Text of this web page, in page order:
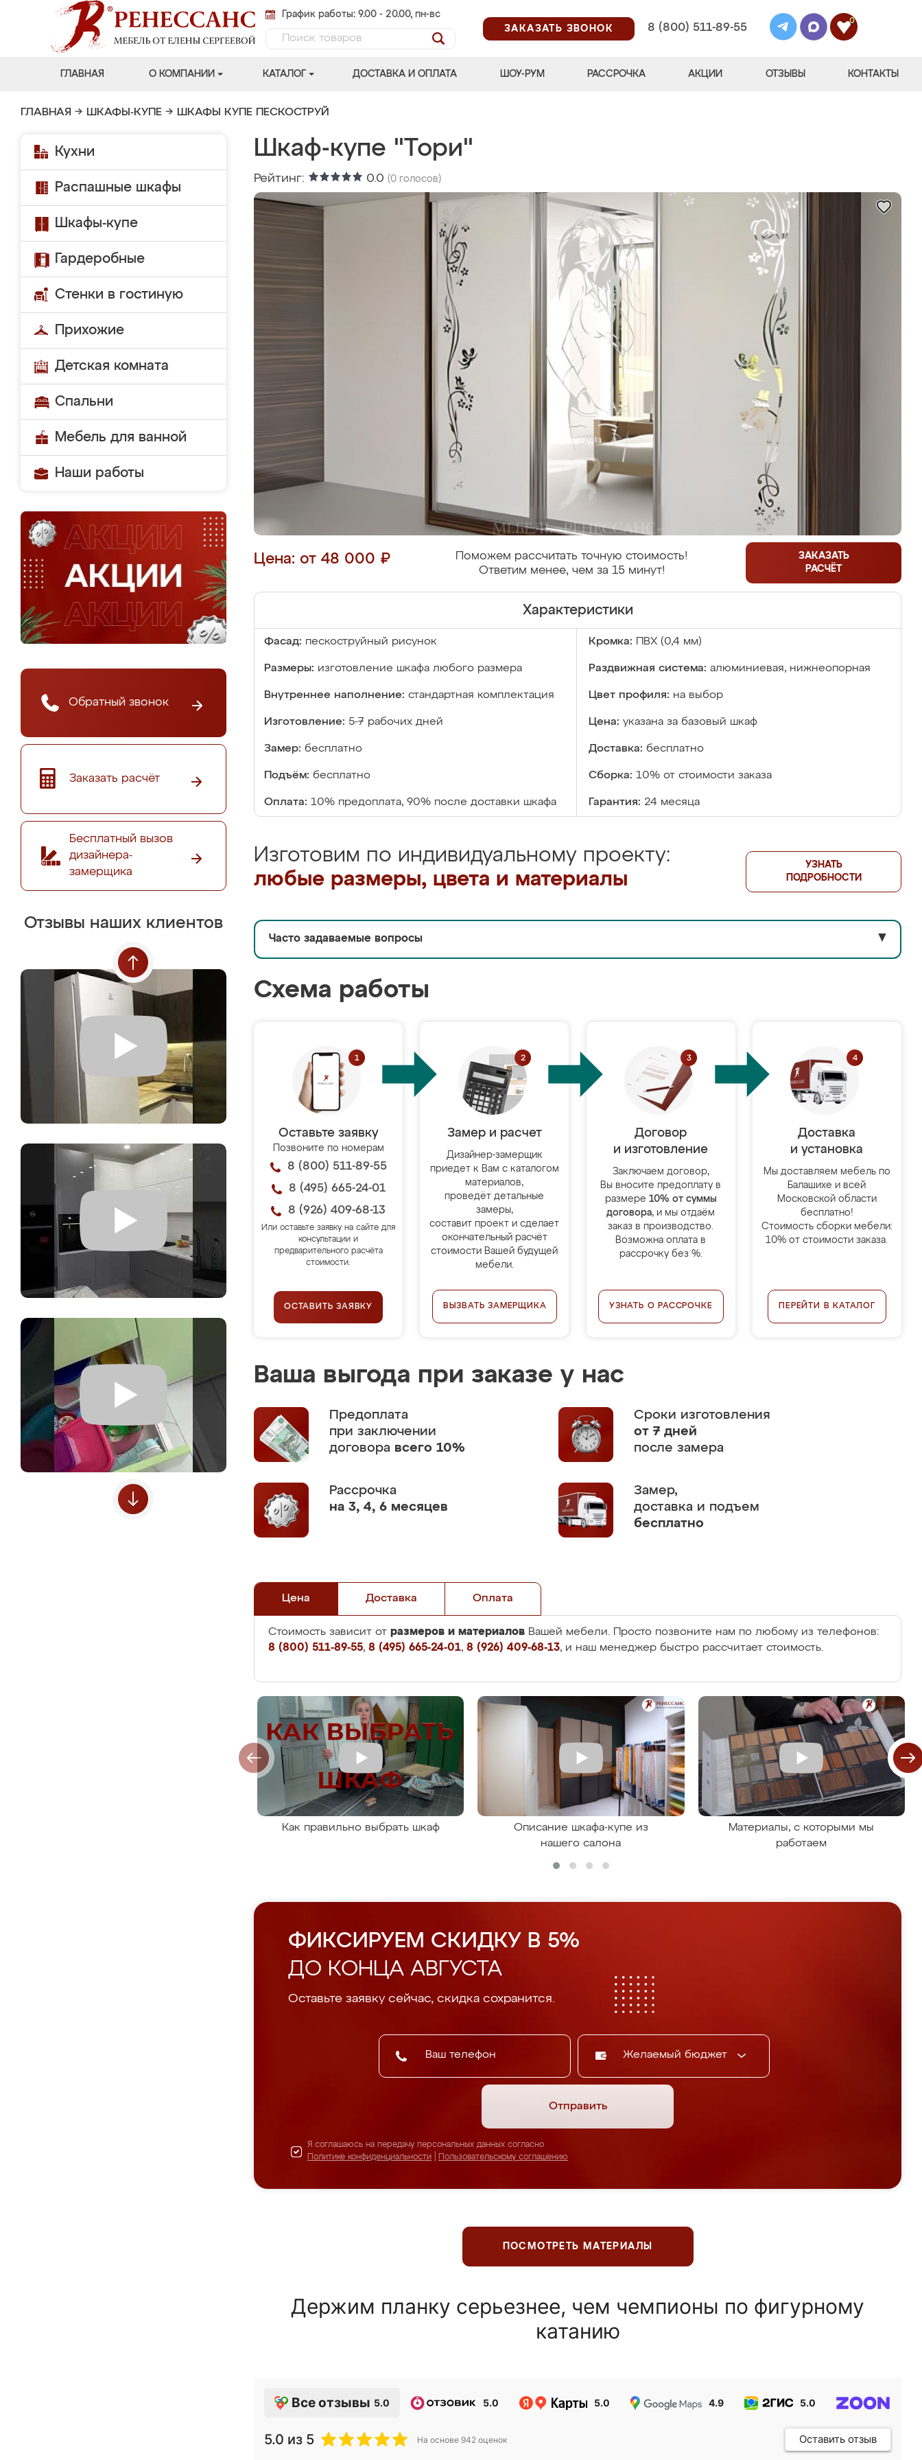
График работы: 9.00 - 20.00, пн-вс
ЗАКАЗАТЬ ЗВОНОК
8 (800) 511-89-55
0
ГЛАВНАЯ О КОМПАНИИ КАТАЛОГ ДОСТАВКА И ОПЛАТА ШОУ-РУМ РАССРОЧКА АКЦИИ ОТЗЫВЫ КОНТАКТЫ
ГЛАВНАЯ → ШКАФЫ-КУПЕ → ШКАФЫ КУПЕ ПЕСКОСТРУЙ
Кухни
Распашные шкафы
Шкафы-купе
Гардеробные
Стенки в гостиную
Прихожие
Детская комната
Спальни
Мебель для ванной
Наши работы
Обратный звонок
Заказать расчёт
Бесплатный вызов
дизайнера-
замерщика
Отзывы наших клиентов
Шкаф-купе "Тори"
Рейтинг: 0.0 (0 голосов)
Цена: от 48 000 ₽
Поможем рассчитать точную стоимость!
Ответим менее, чем за 15 минут!
ЗАКАЗАТЬ
РАСЧЁТ
Характеристики
Фасад: пескоструйный рисунок Кромка: ПВХ (0,4 мм)
Размеры: изготовление шкафа любого размера Раздвижная система: алюминиевая, нижнеопорная
Внутреннее наполнение: стандартная комплектация Цвет профиля: на выбор
Изготовление: 5-7 рабочих дней Цена: указана за базовый шкаф
Замер: бесплатно Доставка: бесплатно
Подъём: бесплатно Сборка: 10% от стоимости заказа
Оплата: 10% предоплата, 90% после доставки шкафа Гарантия: 24 месяца
Изготовим по индивидуальному проекту:
любые размеры, цвета и материалы
УЗНАТЬ
ПОДРОБНОСТИ
Часто задаваемые вопросы ▼
Схема работы
Оставьте заявку
Позвоните по номерам
8 (800) 511-89-55
8 (495) 665-24-01
8 (926) 409-68-13
Или оставьте заявку на сайте для
консультации и
предварительного расчёта
стоимости.
ОСТАВИТЬ ЗАЯВКУ
Замер и расчет
Дизайнер-замерщик
приедет к Вам с каталогом
материалов,
проведёт детальные
замеры,
составит проект и сделает
окончательный расчёт
стоимости Вашей будущей
мебели.
ВЫЗВАТЬ ЗАМЕРЩИКА
Договор
и изготовление
Заключаем договор,
Вы вносите предоплату в
размере 10% от суммы
договора, и мы отдаём
заказ в производство.
Возможна оплата в
рассрочку без %.
УЗНАТЬ О РАССРОЧКЕ
Доставка
и установка
Мы доставляем мебель по
Балашихе и всей
Московской области
бесплатно!
Стоимость сборки мебели:
10% от стоимости заказа.
ПЕРЕЙТИ В КАТАЛОГ
Ваша выгода при заказе у нас
Предоплата
при заключении
договора всего 10%
Сроки изготовления
от 7 дней
после замера
Рассрочка
на 3, 4, 6 месяцев
Замер,
доставка и подъем
бесплатно
Цена Доставка Оплата
Стоимость зависит от размеров и материалов Вашей мебели. Просто позвоните нам по любому из телефонов:
8 (800) 511-89-55, 8 (495) 665-24-01, 8 (926) 409-68-13, и наш менеджер быстро рассчитает стоимость.
Как правильно выбрать шкаф
Описание шкафа-купе из
нашего салона
Материалы, с которыми мы
работаем
ФИКСИРУЕМ СКИДКУ В 5%
ДО КОНЦА АВГУСТА
Оставьте заявку сейчас, скидка сохранится.
Желаемый бюджет
Отправить
Я соглашаюсь на передачу персональных данных согласно
Политике конфиденциальности
Пользовательскому соглашению
ПОСМОТРЕТЬ МАТЕРИАЛЫ
Держим планку серьезнее, чем чемпионы по фигурному
катанию
Все отзывы 5.0 5.0 5.0 4.9 5.0
5.0 из 5 На основе 942 оценок Оставить отзыв